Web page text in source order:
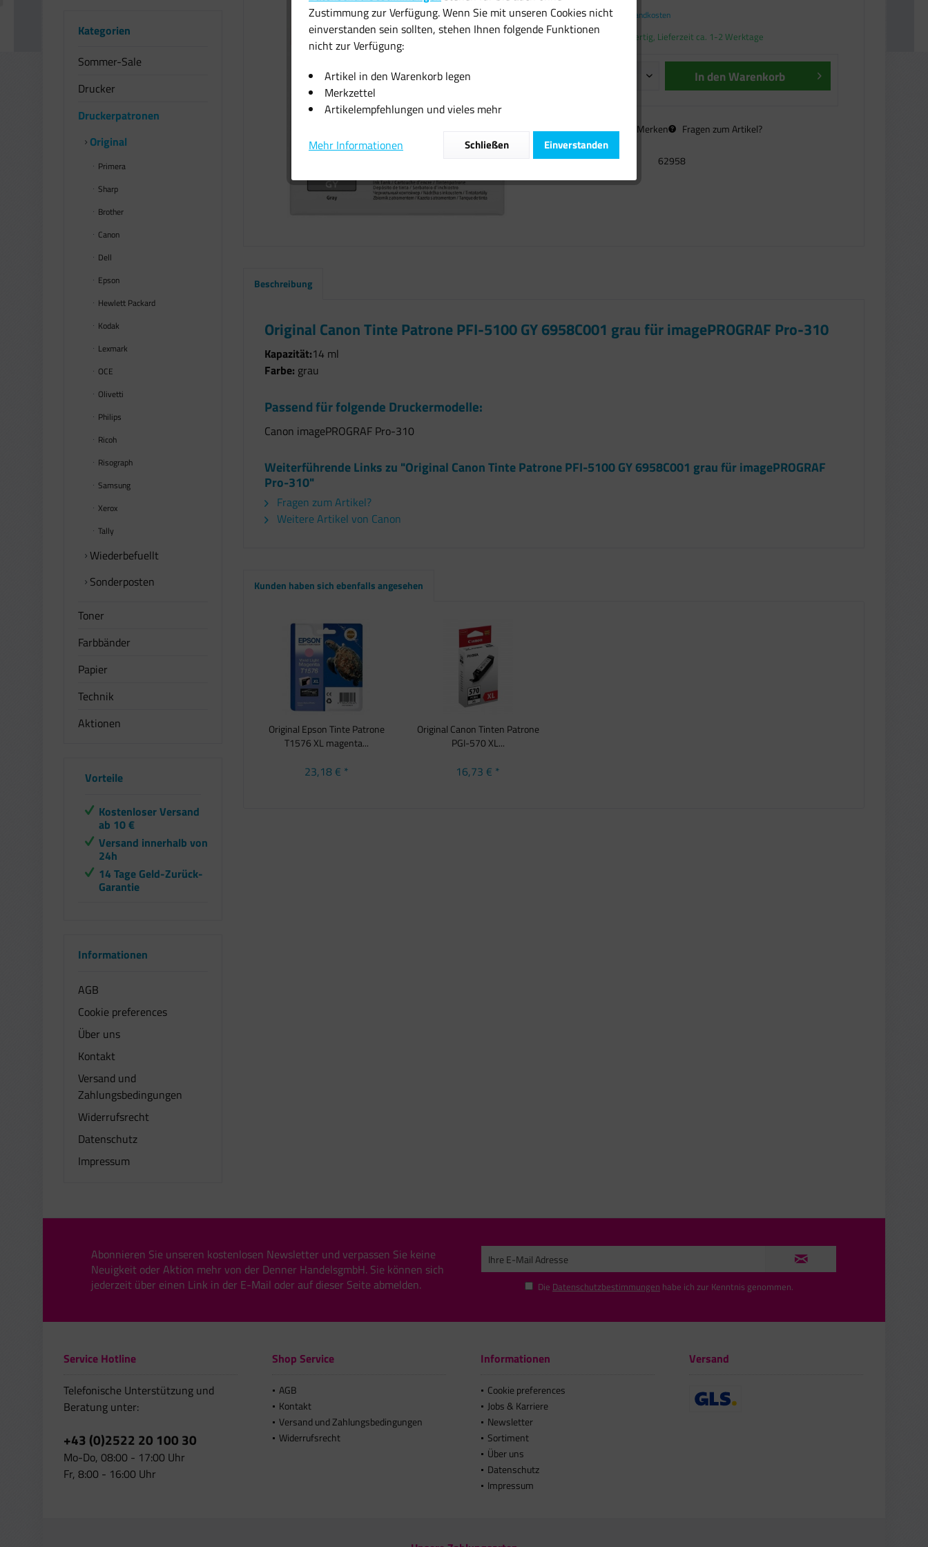
Kategorien
Sommer-Sale
Drucker
Druckerpatronen
Original
Primera
Sharp
Brother
Canon
Dell
Epson
Hewlett Packard
Kodak
Lexmark
OCE
Olivetti
Philips
Ricoh
Risograph
Samsung
Xerox
Tally
Wiederbefuellt
Sonderposten
Toner
Farbbänder
Papier
Technik
Aktionen
Vorteile
Kostenloser Versand
ab 10 €
Versand innerhalb von
24h
14 Tage Geld-Zurück-
Garantie
Informationen
AGB
Cookie preferences
Über uns
Kontakt
Versand und
Zahlungsbedingungen
Widerrufsrecht
Datenschutz
Impressum
inkl. MwSt.zzgl. Versandkosten
Sofort versandfertig, Lieferzeit ca. 1-2 Werktage
In denWarenkorb
Vergleichen Merken Fragen zum Artikel?
Artikel-Nr.: 62958
Beschreibung
Original Canon Tinte Patrone PFI-5100 GY 6958C001 grau für imagePROGRAF Pro-310
Kapazität:14 ml
Farbe: grau
Passend für folgende Druckermodelle:
Canon imagePROGRAF Pro-310
Weiterführende Links zu "Original Canon Tinte Patrone PFI-5100 GY 6958C001 grau für imagePROGRAF
Pro-310"
Fragen zum Artikel?
Weitere Artikel von Canon
Kunden haben sich ebenfalls angesehen
Original Epson Tinte Patrone
T1576 XL magenta...
23,18 € *
Original Canon Tinten Patrone
PGI-570 XL...
16,73 € *
Abonnieren Sie unseren kostenlosen Newsletter und verpassen Sie keine
Neuigkeit oder Aktion mehr von der Denner HandelsgmbH. Sie können sich
jederzeit über einen Link in der E-Mail oder auf dieser Seite abmelden.
Die Datenschutzbestimmungen habe ich zur Kenntnis genommen.
Service Hotline
Telefonische Unterstützung und
Beratung unter:
+43 (0)2522 20 100 30
Mo-Do, 08:00 - 17:00 Uhr
Fr, 8:00 - 16:00 Uhr
Shop Service
AGB
Kontakt
Versand und Zahlungsbedingungen
Widerrufsrecht
Informationen
Cookie preferences
Jobs & Karriere
Newsletter
Sortiment
Über uns
Datenschutz
Impressum
Versand
Zustimmung zur Verfügung. Wenn Sie mit unseren Cookies nicht
einverstanden sein sollten, stehen Ihnen folgende Funktionen
nicht zur Verfügung:
Artikel in den Warenkorb legen
Merkzettel
Artikelempfehlungen und vieles mehr
Mehr Informationen Einverstanden
Schließen